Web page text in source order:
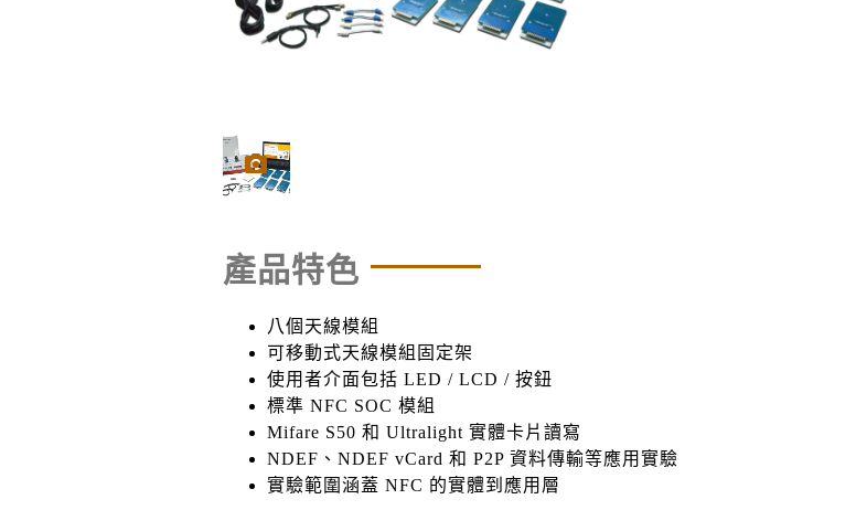
產品特色
八個天線模組
可移動式天線模組固定架
使⽤ 者介⾯包括 LED / LCD / 按鈕
標準 NFC SOC 模組
Mifare S50 和 Ultralight 實體卡片讀寫
NDEF 、 NDEF vCard 和 P2P 資料傳輸等應⽤ 實驗
實驗範圍涵蓋 NFC 的實體到應⽤ 層